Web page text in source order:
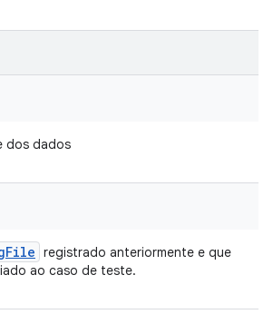
dos dados
File registrado anteriormente e que
ao caso de teste.